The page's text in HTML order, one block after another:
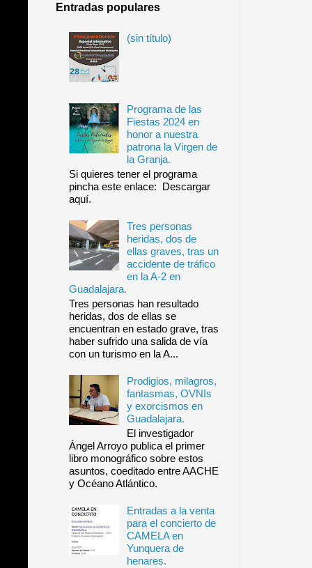
Entradas populares
(sin título)
Programa de las
Fiestas 2024 en
honor a nuestra
patrona la Virgen de
la Granja.
Si quieres tener el programa
pincha este enlace: Descargar
aquí.
Tres personas
heridas, dos de
ellas graves, tras un
accidente de tráfico
en la A-2 en
Guadalajara.
Tres personas han resultado
heridas, dos de ellas se
encuentran en estado grave, tras
haber sufrido una salida de vía
con un turismo en la A...
Prodigios, milagros,
fantasmas, OVNIs
y exorcismos en
Guadalajara.
El investigador
Ángel Arroyo publica el primer
libro monográfico sobre estos
asuntos, coeditado entre AACHE
y Océano Atlántico.
Entradas a la venta
para el concierto de
CAMELA en
Yunquera de
henares.